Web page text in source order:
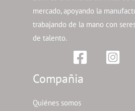
mercado, apoyando la
trabajando de la mano con
de talento.
Compañia
Quiénes somos